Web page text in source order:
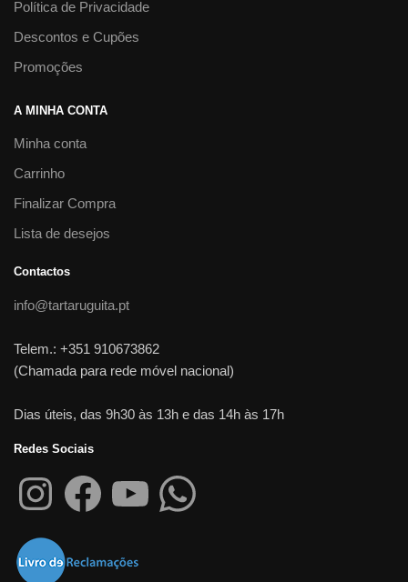
Política de Privacidade
Descontos e Cupões
Promoções
A MINHA CONTA
Minha conta
Carrinho
Finalizar Compra
Lista de desejos
Contactos
info@tartaruguita.pt
Telem.: +351 910673862
(Chamada para rede móvel nacional)
Dias úteis, das 9h30 às 13h e das 14h às 17h
Redes Sociais